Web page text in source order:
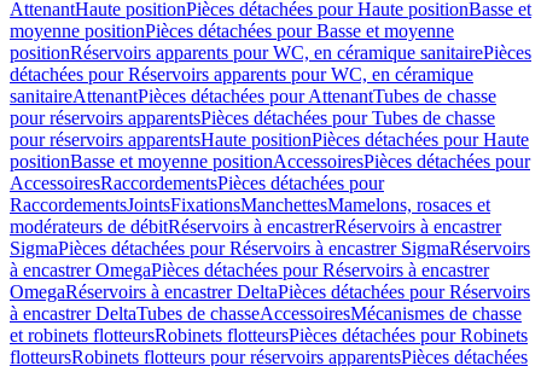
AttenantHaute positionPièces détachées pour Haute positionBasse et
moyenne positionPièces détachées pour Basse et moyenne
positionRéservoirs apparents pour WC, en céramique sanitairePièces
détachées pour Réservoirs apparents pour WC, en céramique
sanitaireAttenantPièces détachées pour AttenantTubes de chasse
pour réservoirs apparentsPièces détachées pour Tubes de chasse
pour réservoirs apparentsHaute positionPièces détachées pour Haute
positionBasse et moyenne positionAccessoiresPièces détachées pour
AccessoiresRaccordementsPièces détachées pour
RaccordementsJointsFixationsManchettesMamelons, rosaces et
modérateurs de débitRéservoirs à encastrerRéservoirs à encastrer
SigmaPièces détachées pour Réservoirs à encastrer SigmaRéservoirs
à encastrer OmegaPièces détachées pour Réservoirs à encastrer
OmegaRéservoirs à encastrer DeltaPièces détachées pour Réservoirs
à encastrer DeltaTubes de chasseAccessoiresMécanismes de chasse
et robinets flotteursRobinets flotteursPièces détachées pour Robinets
flotteursRobinets flotteurs pour réservoirs apparentsPièces détachées